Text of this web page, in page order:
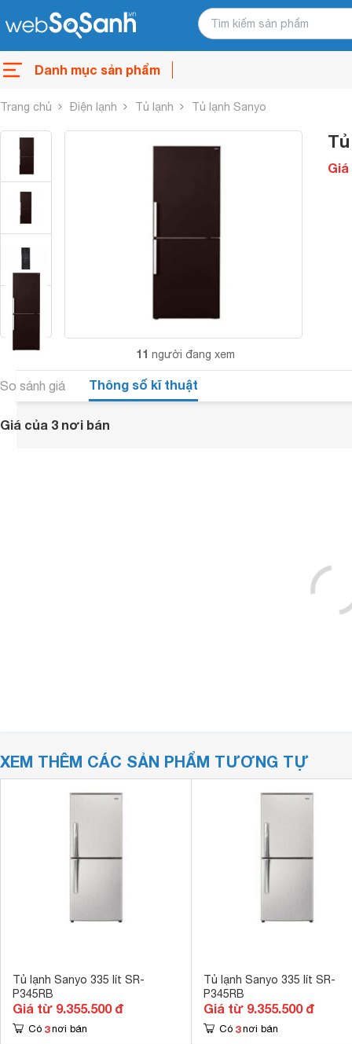
Danh mục sản phẩm
Trang chủ Điện lạnh Tủ lạnh Tủ lạnh Sanyo
11 người đang xem
Giá
So sánh giá Thông số kĩ thuật
Giá của 3 nơi bán
XEM THÊM CÁC SẢN PHẨM TƯƠNG TỰ
Tủ lạnh Sanyo 335 lít SR-
P345RB
Giá từ 9.355.500 đ
Có 3 nơi bán
Tủ lạnh Sanyo 335 lít SR-
P345RB
Giá từ 9.355.500 đ
Có 3 nơi bán